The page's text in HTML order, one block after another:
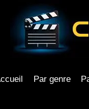
Par genre